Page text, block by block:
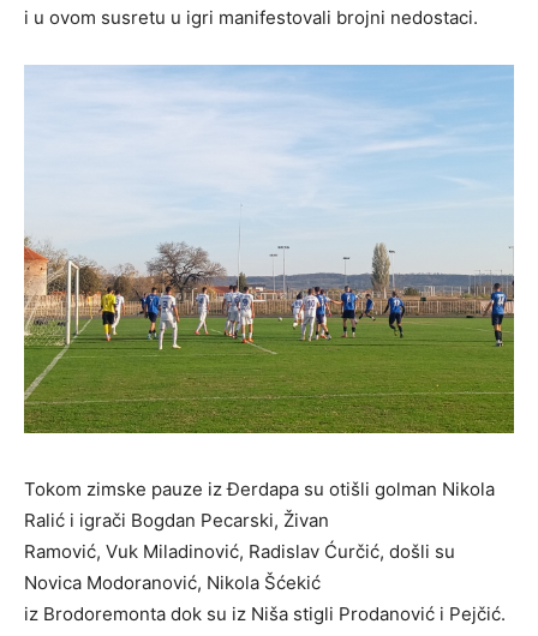
i u ovom susretu u igri manifestovali brojni nedostaci.
Tokom zimske pauze iz Đerdapa su otišli golman Nikola
Ralić i igrači Bogdan Pecarski, Živan
Ramović, Vuk Miladinović, Radislav Ćurčić, došli su
Novica Modoranović, Nikola Šćekić
iz Brodoremonta dok su iz Niša stigli Prodanović i Pejčić.